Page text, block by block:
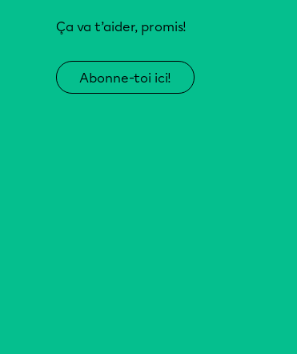
Ça va t’aider, promis!
Abonne-toi ici!